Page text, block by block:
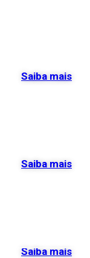
Saiba mais
Saiba mais
Saiba mais